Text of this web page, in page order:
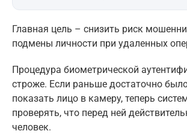
Главная цель – снизить риск
подмены личности при удаленных
Процедура биометрической
строже. Если раньше достаточно
показать лицо в камеру, теперь
проверять, что перед ней
человек.